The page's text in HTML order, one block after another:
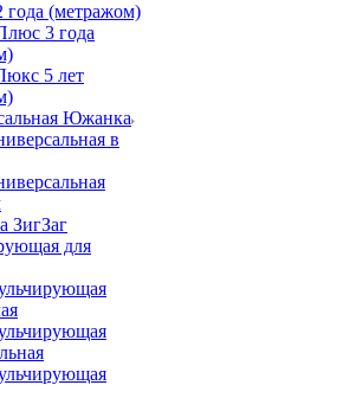
(метражом)
3 года
5 лет
Южанка
в
ЗигЗаг
для